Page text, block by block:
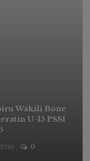
Wakili Bone
U-15 PSSI
0